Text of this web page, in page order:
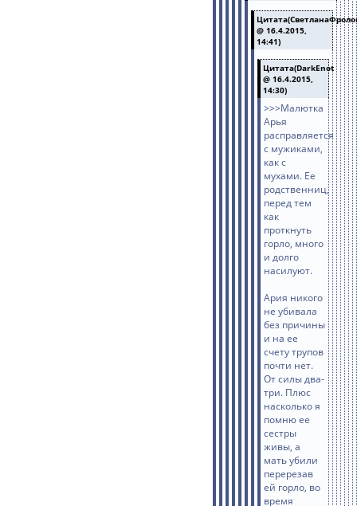
@ 16.4.2015,
14:41)
Цитата(DarkEnot
@ 16.4.2015,
14:30)
>>>Малютка
Арья
расправляется
с мужиками,
как с
мухами. Ее
родственниц,
перед тем
как
проткнуть
горло, много
и долго
насилуют.
Ария никого
не убивала
без причины
и на ее
счету трупов
почти нет.
От силы два-
три. Плюс
насколько я
помню ее
сестры
живы, а
мать убили
перерезав
ей горло, во
время